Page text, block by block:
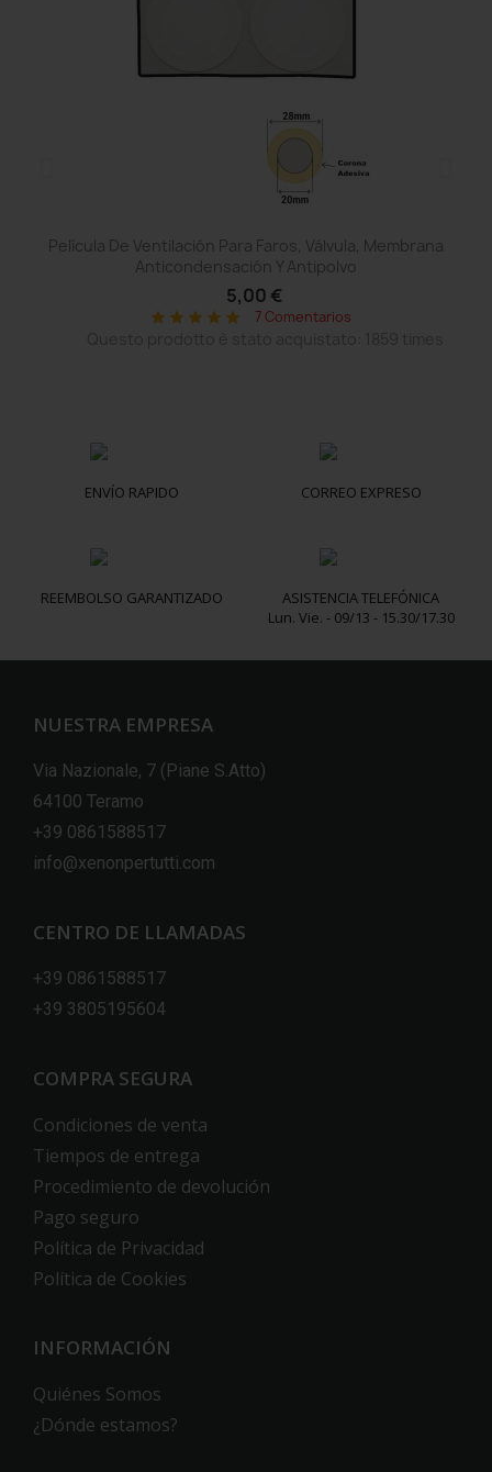
Película De Ventilación Para Faros, Válvula, Membrana
Anticondensación Y Antipolvo
5,00 €
star star star star star 7 Comentarios
ENVÍO RAPIDO CORREO EXPRESO
REEMBOLSO GARANTIZADO
ASISTENCIA TELEFÓNICA
Lun. Vie. - 09/13 - 15.30/17.30
NUESTRA EMPRESA
Via Nazionale, 7 (Piane S.Atto)
64100 Teramo
+39 0861588517
info@xenonpertutti.com
CENTRO DE LLAMADAS
+39 0861588517
+39 3805195604
COMPRA SEGURA
Condiciones de venta
Tiempos de entrega
Procedimiento de devolución
Pago seguro
Política de Privacidad
Política de Cookies
INFORMACIÓN
Quiénes Somos
¿Dónde estamos?